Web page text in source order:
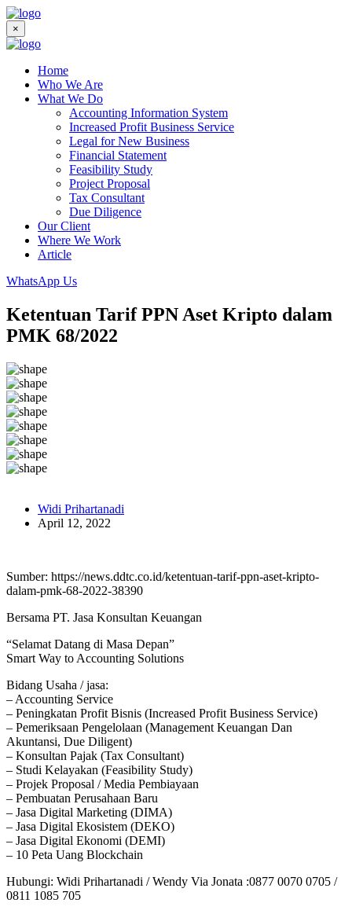
×
Home
Who We Are
What We Do
Accounting Information System
Increased Profit Business Service
Legal for New Business
Financial Statement
Feasibility Study
Project Proposal
Tax Consultant
Due Diligence
Our Client
Where We Work
Article
WhatsApp Us
Ketentuan Tarif PPN Aset Kripto dalam
PMK 68/2022
Widi Prihartanadi
April 12, 2022
Sumber: https://news.ddtc.co.id/ketentuan-tarif-ppn-aset-kripto-
dalam-pmk-68-2022-38390
Bersama PT. Jasa Konsultan Keuangan
“Selamat Datang di Masa Depan”
Smart Way to Accounting Solutions
Bidang Usaha / jasa:
– Accounting Service
– Peningkatan Profit Bisnis (Increased Profit Business Service)
– Pemeriksaan Pengelolaan (Management Keuangan Dan
Akuntansi, Due Diligent)
– Konsultan Pajak (Tax Consultant)
– Studi Kelayakan (Feasibility Study)
– Projek Proposal / Media Pembiayaan
– Pembuatan Perusahaan Baru
– Jasa Digital Marketing (DIMA)
– Jasa Digital Ekosistem (DEKO)
– Jasa Digital Ekonomi (DEMI)
– 10 Peta Uang Blockchain
Hubungi: Widi Prihartanadi / Wendy Via Jonata :0877 0070 0705 /
0811 1085 705